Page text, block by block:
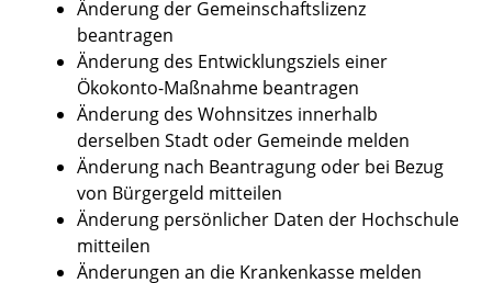
Änderung der Gemeinschaftslizenz
beantragen
Änderung des Entwicklungsziels einer
Ökokonto-Maßnahme beantragen
Änderung des Wohnsitzes innerhalb
derselben Stadt oder Gemeinde melden
Änderung nach Beantragung oder bei Bezug
von Bürgergeld mitteilen
Änderung persönlicher Daten der Hochschule
mitteilen
Änderungen an die Krankenkasse melden